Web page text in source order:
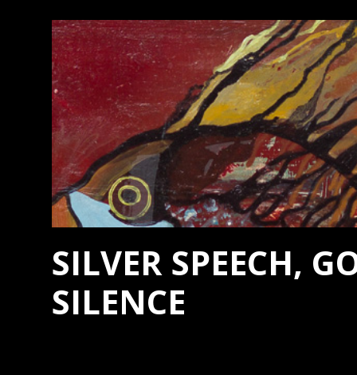
SILVER SPEECH,
SILENCE